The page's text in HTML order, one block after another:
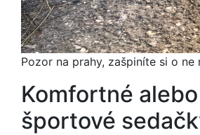
Pozor na prahy, zašpiníte si o ne
Komfortné alebo
športové